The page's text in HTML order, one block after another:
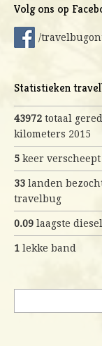
Volg ons op
/
Statistieken
43972totaal
kilometers 2015
5keer verscheept
33landen
travelbug
0.09laagste
1lekke band